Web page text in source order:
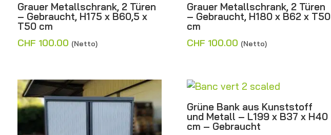
Grauer Metallschrank, 2 Türen
– Gebraucht, H175 x B60,5 x
T50 cm
CHF 100.00 (Netto)
Grauer Metallschrank, 2 Türen
– Gebraucht, H180 x B62 x T50
cm
CHF 100.00 (Netto)
Grüne Bank aus Kunststoff
und Metall – L199 x B37 x H40
cm – Gebraucht